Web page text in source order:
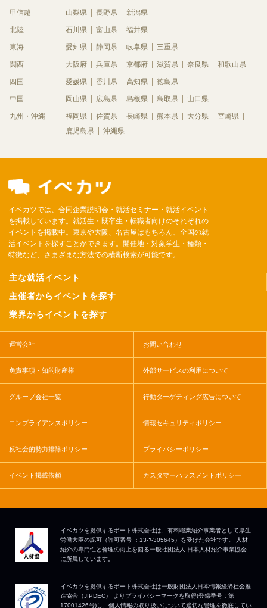
甲信越 山梨県 長野県 新潟県
北陸 石川県 富山県 福井県
東海 愛知県 静岡県 岐阜県 三重県
関西 大阪府 兵庫県 京都府 滋賀県 奈良県 和歌山県
四国 愛媛県 香川県 高知県 徳島県
中国 岡山県 広島県 島根県 鳥取県 山口県
九州・沖縄 福岡県 佐賀県 長崎県 熊本県 大分県
宮崎県
鹿児島県
沖縄県
イベカツでは、合同企業説明会・就活セミナー・就活イベント
を掲載しています。就活生・既卒生・転職者向けのそれぞれの
イベントを掲載中。東京や大阪、名古屋はもちろん、全国の就
活イベントを探すことができます。開催地・対象学生・種類・
特徴など、さまざまな方法での横断検索が可能です。
主な就活イベント
主催者からイベントを探す
業界からイベントを探す
運営会社 お問い合わせ
免責事項・知的財産権 外部サービスの利用について
グループ会社一覧 行動ターゲティング広告について
コンプライアンスポリシー 情報セキュリティポリシー
反社会的勢力排除ポリシー プライバシーポリシー
イベント掲載依頼 カスタマーハラスメントポリシー